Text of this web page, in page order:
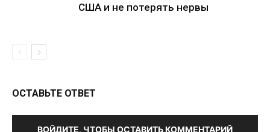
США и не потерять нервы
ОСТАВЬТЕ ОТВЕТ
ВОЙДИТЕ, ЧТОБЫ ОСТАВИТЬ КОММЕНТАРИЙ